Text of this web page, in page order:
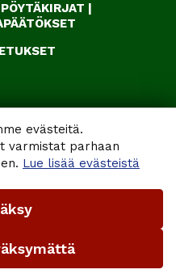
evästeitä.
varmistat parhaan
Lue lisää evästeistä
PÖYTÄKIRJAT |